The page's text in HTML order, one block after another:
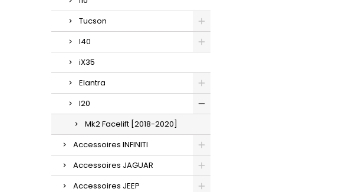
Tucson
I40
iX35
Elantra
I20
Mk2 Facelift [2018-2020]
Accessoires INFINITI
Accessoires JAGUAR
Accessoires JEEP